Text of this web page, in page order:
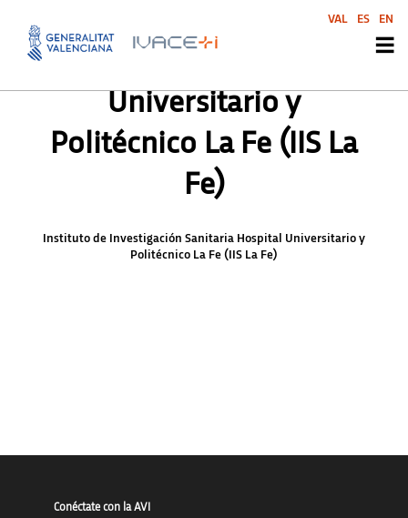
Instituto de Investigación
Sanitaria Hospital
Universitario y
Politécnico La Fe (IIS La
Fe)
Instituto de Investigación Sanitaria Hospital Universitario y
Politécnico La Fe (IIS La Fe)
Conéctate con la AVI
VAL ES EN